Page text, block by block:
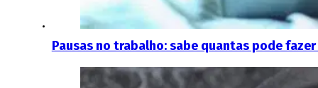
Pausas no trabalho: sabe quantas pode